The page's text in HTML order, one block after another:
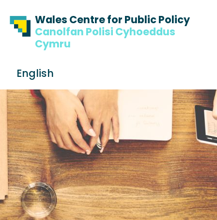
Wales Centre for Public Policy
Canolfan Polisi Cyhoeddus
Cymru
English
a
h